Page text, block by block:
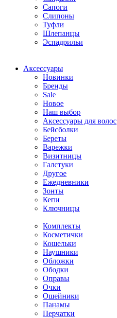
Сапоги
Слипоны
Туфли
Шлепанцы
Эспадрильи
Аксессуары
Новинки
Бренды
Sale
Новое
Наш выбор
Аксессуары для волос
Бейсболки
Береты
Варежки
Визитницы
Галстуки
Другое
Ежедневники
Зонты
Кепи
Ключницы
Комплекты
Косметички
Кошельки
Наушники
Обложки
Ободки
Оправы
Очки
Ошейники
Панамы
Перчатки